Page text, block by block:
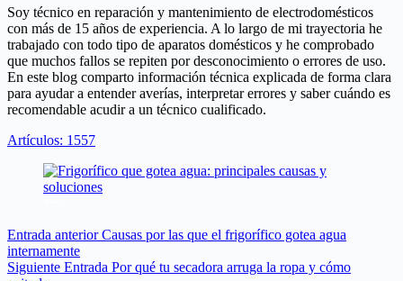
Soy técnico en reparación y mantenimiento de electrodomésticos
con más de 15 años de experiencia. A lo largo de mi trayectoria he
trabajado con todo tipo de aparatos domésticos y he comprobado
que muchos fallos se repiten por desconocimiento o errores de uso.
En este blog comparto información técnica explicada de forma clara
para ayudar a entender averías, interpretar errores y saber cuándo es
recomendable acudir a un técnico cualificado.
Artículos: 1557
Entrada anteriorCausas por las que el frigorífico gotea agua
internamente
Siguiente Entrada Por qué tu secadora arruga la ropa y cómo